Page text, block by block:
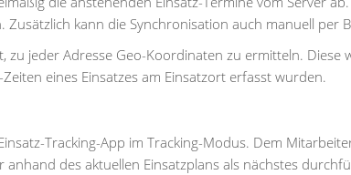
Zusätzlich kann die Synchronisation auch manuell per
zu jeder Adresse Geo-Koordinaten zu ermitteln. Diese
eines Einsatzes am Einsatzort erfasst wurden.
Tracking-App im Tracking-Modus. Dem
des aktuellen Einsatzplans als nächstes